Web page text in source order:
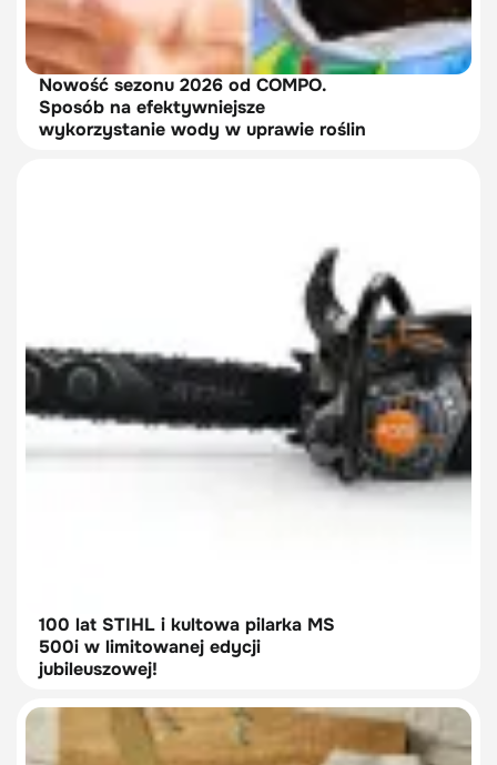
Nowość sezonu 2026 od COMPO.
Sposób na efektywniejsze
wykorzystanie wody w uprawie roślin
100 lat STIHL i kultowa pilarka MS
500i w limitowanej edycji
jubileuszowej!